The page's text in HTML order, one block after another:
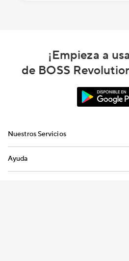
¡Empieza a
de BOSS
Nuestros Servicios
Recargas Internacionales
Ayuda